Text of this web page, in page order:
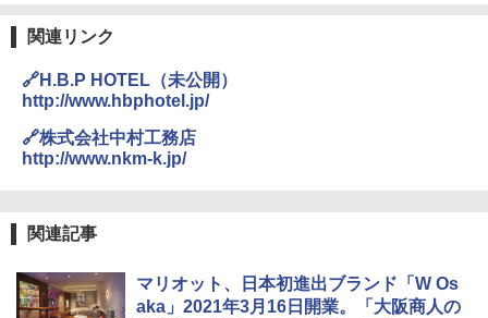
関連リンク
🔗H.B.P HOTEL（未公開）
http://www.hbphotel.jp/
🔗株式会社中村工務店
http://www.nkm-k.jp/
関連記事
マリオット、日本初進出ブランド「W Os
aka」2021年3月16日開業。「大阪商人の